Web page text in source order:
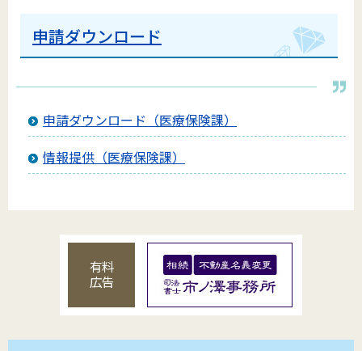
申請ダウンロード
申請ダウンロード（医療保険課）
情報提供（医療保険課）
有料
広告